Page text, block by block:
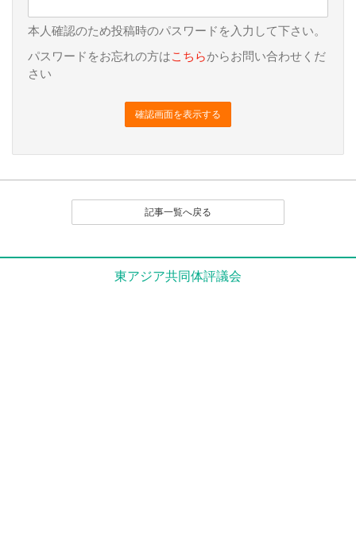
本人確認のため投稿時のパスワードを入力して下さい。
パスワードをお忘れの方はこちらからお問い合わせくだ
さい
確認画面を表示する
記事一覧へ戻る
東アジア共同体評議会